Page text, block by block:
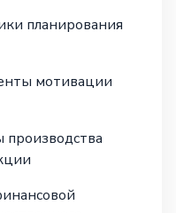
планирования
мотивации